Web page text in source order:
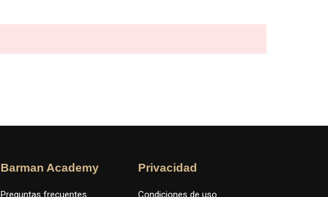
Barman Academy
Preguntas frecuentes
Privacidad
Condiciones de uso